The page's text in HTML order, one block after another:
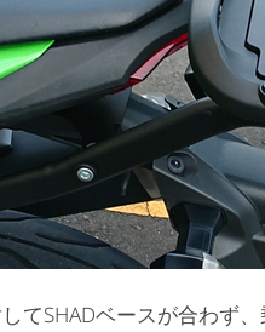
てSHADベースが合わず、